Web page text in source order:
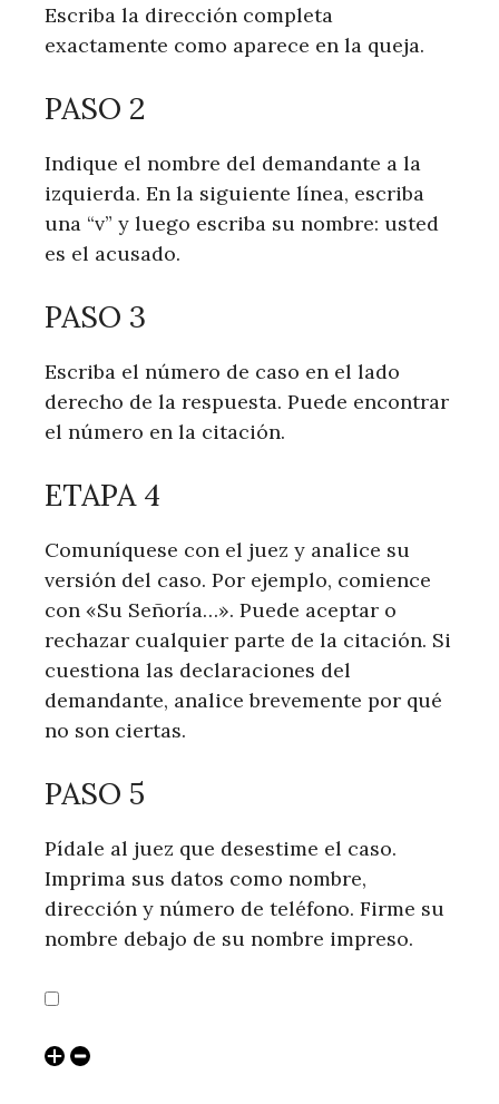
Escriba la dirección completa
exactamente como aparece en la queja.
PASO 2
Indique el nombre del demandante a la
izquierda. En la siguiente línea, escriba
una “v” y luego escriba su nombre: usted
es el acusado.
PASO 3
Escriba el número de caso en el lado
derecho de la respuesta. Puede encontrar
el número en la citación.
ETAPA 4
Comuníquese con el juez y analice su
versión del caso. Por ejemplo, comience
con «Su Señoría…». Puede aceptar o
rechazar cualquier parte de la citación. Si
cuestiona las declaraciones del
demandante, analice brevemente por qué
no son ciertas.
PASO 5
Pídale al juez que desestime el caso.
Imprima sus datos como nombre,
dirección y número de teléfono. Firme su
nombre debajo de su nombre impreso.